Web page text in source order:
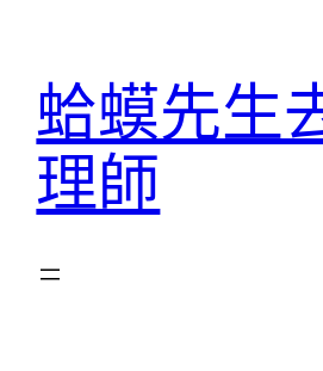
蛤蟆先生
理師